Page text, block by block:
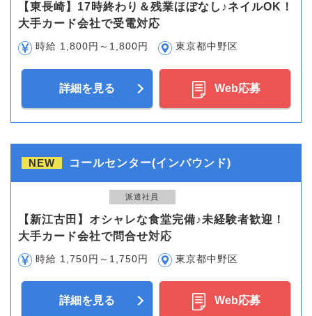
【東長崎】17時終わり＆残業ほぼなし♪ネイルOK！
大手カード会社で受電対応
時給 1,800円～1,800円 東京都中野区
詳細を見る Web応募
NEW コールセンター(インバウンド)
派遣社員
【新江古田】オシャレな食堂完備♪未経験者歓迎！
大手カード会社で問合せ対応
時給 1,750円～1,750円 東京都中野区
詳細を見る Web応募